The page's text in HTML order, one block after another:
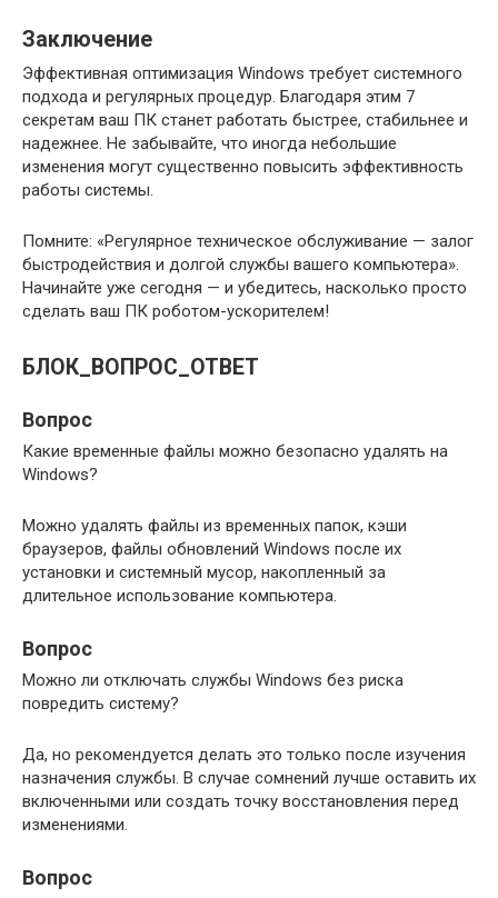
Заключение
Эффективная оптимизация Windows требует системного
подхода и регулярных процедур. Благодаря этим 7
секретам ваш ПК станет работать быстрее, стабильнее и
надежнее. Не забывайте, что иногда небольшие
изменения могут существенно повысить эффективность
работы системы.
Помните: «Регулярное техническое обслуживание — залог
быстродействия и долгой службы вашего компьютера».
Начинайте уже сегодня — и убедитесь, насколько просто
сделать ваш ПК роботом-ускорителем!
БЛОК_ВОПРОС_ОТВЕТ
Вопрос
Какие временные файлы можно безопасно удалять на
Windows?
Можно удалять файлы из временных папок, кэши
браузеров, файлы обновлений Windows после их
установки и системный мусор, накопленный за
длительное использование компьютера.
Вопрос
Можно ли отключать службы Windows без риска
повредить систему?
Да, но рекомендуется делать это только после изучения
назначения службы. В случае сомнений лучше оставить их
включенными или создать точку восстановления перед
изменениями.
Вопрос